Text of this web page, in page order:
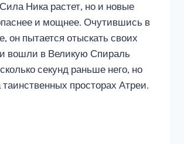
Ника растет, но и новые
и мощнее. Очутившись в
он пытается отыскать своих
вошли в Великую Спираль
секунд раньше него, но
просторах Атреи.